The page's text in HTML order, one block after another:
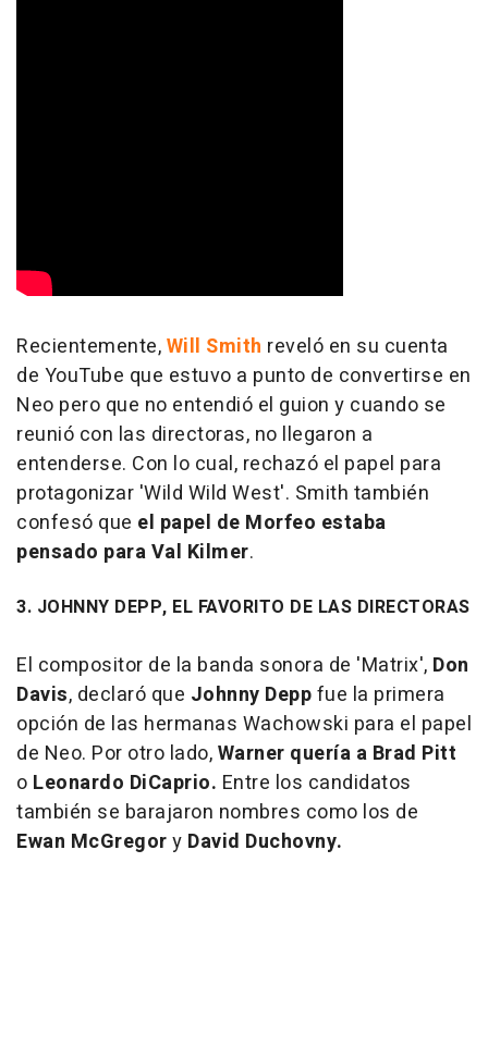
Recientemente,Will Smith reveló en su cuenta
de YouTube que estuvo a punto de convertirse en
Neo pero que no entendió el guion y cuando se
reunió con las directoras, no llegaron a
entenderse. Con lo cual, rechazó el papel para
protagonizar 'Wild Wild West'. Smith también
confesó que el papel de Morfeo estaba
pensado para Val Kilmer.
3. JOHNNY DEPP, EL FAVORITO DE LAS DIRECTORAS
El compositor de la banda sonora de 'Matrix', Don
Davis, declaró que Johnny Deppfue la primera
opción de las hermanas Wachowski para el papel
de Neo. Por otro lado,Warner quería a Brad Pitt
o Leonardo DiCaprio. Entre los candidatos
también se barajaron nombres como los de
Ewan McGregory David Duchovny.